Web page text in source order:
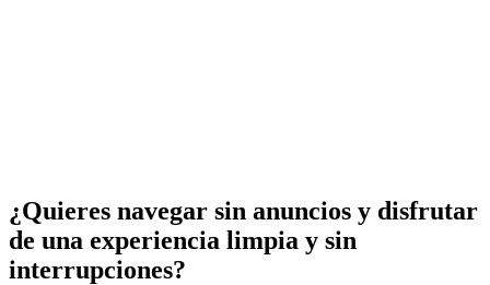
¿Quieres navegar sin anuncios y disfrutar
de una experiencia limpia y sin
interrupciones?